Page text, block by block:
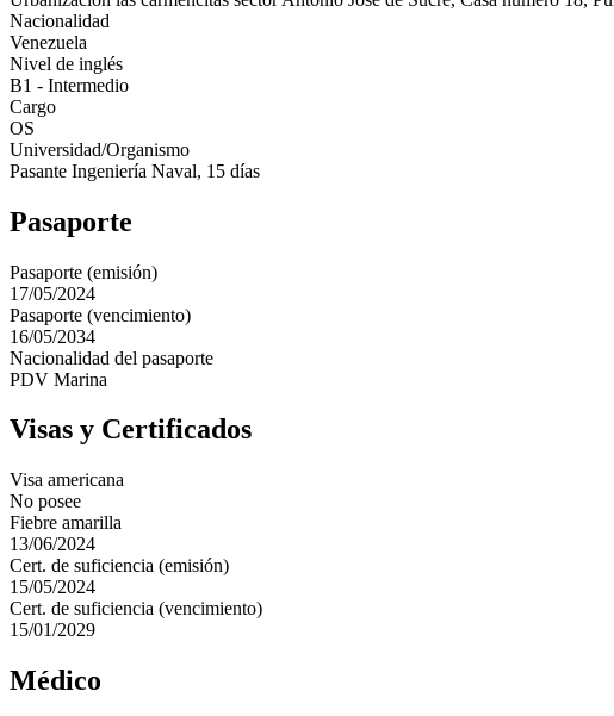
Nacionalidad
Venezuela
Nivel de inglés
B1 - Intermedio
Cargo
OS
Universidad/Organismo
Pasante Ingeniería Naval, 15 días
Pasaporte
Pasaporte (emisión)
17/05/2024
Pasaporte (vencimiento)
16/05/2034
Nacionalidad del pasaporte
PDV Marina
Visas y Certificados
Visa americana
No posee
Fiebre amarilla
13/06/2024
Cert. de suficiencia (emisión)
15/05/2024
Cert. de suficiencia (vencimiento)
15/01/2029
Médico